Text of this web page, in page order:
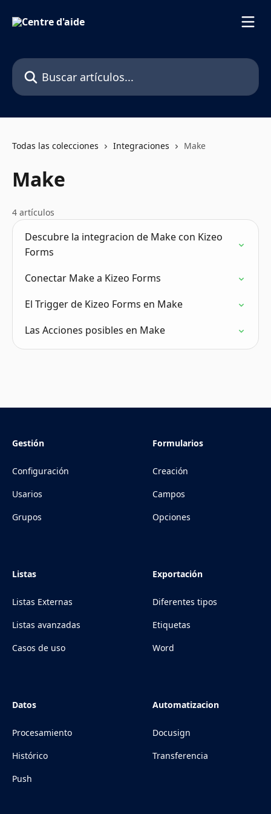
Buscar artículos...
Todas las colecciones Integraciones Make
Make
4 artículos
Descubre la integracion de Make con Kizeo
Forms
Conectar Make a Kizeo Forms
El Trigger de Kizeo Forms en Make
Las Acciones posibles en Make
Gestión
Configuración
Usarios
Grupos
Formularios
Creación
Campos
Opciones
Listas
Listas Externas
Listas avanzadas
Casos de uso
Exportación
Diferentes tipos
Etiquetas
Word
Datos
Procesamiento
Histórico
Push
Automatizacion
Docusign
Transferencia